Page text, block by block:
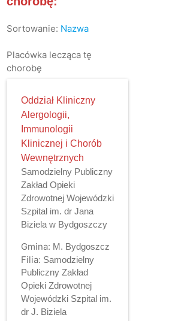
Sortowanie: Nazwa
Placówka lecząca tę
chorobę
Oddział Kliniczny
Alergologii,
Immunologii
Klinicznej i Chorób
Wewnętrznych
Samodzielny Publiczny
Zakład Opieki
Zdrowotnej Wojewódzki
Szpital im. dr Jana
Biziela w Bydgoszczy
Gmina: M. Bydgoszcz
Filia: Samodzielny
Publiczny Zakład
Opieki Zdrowotnej
Wojewódzki Szpital im.
dr J. Biziela